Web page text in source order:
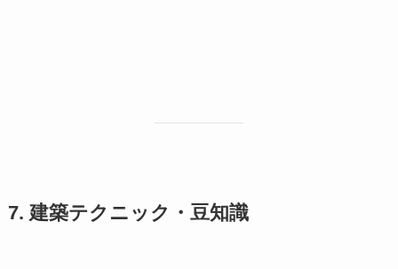
7. 建築テクニック・豆知識